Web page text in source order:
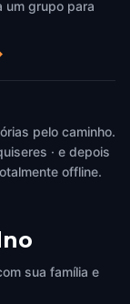
um grupo para
pelo caminho.
· e depois
offline.
sua família e